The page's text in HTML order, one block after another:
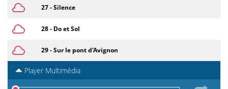
27 - Silence
28 - Do et Sol
29 - Sur le pont d'Avignon
Player Multimédia